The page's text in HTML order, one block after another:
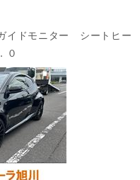
イドモニター シートヒー
０